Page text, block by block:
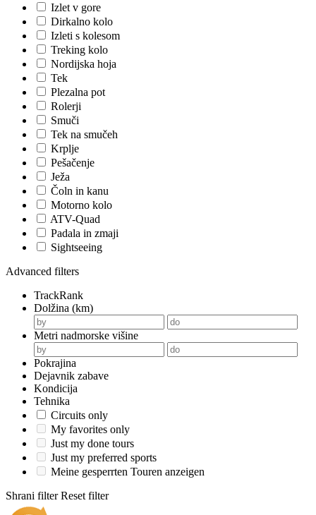
Izlet v gore
Dirkalno kolo
Izleti s kolesom
Treking kolo
Nordijska hoja
Tek
Plezalna pot
Rolerji
Smuči
Tek na smučeh
Krplje
Pešačenje
Ježa
Čoln in kanu
Motorno kolo
ATV-Quad
Padala in zmaji
Sightseeing
Advanced filters
TrackRank
Dolžina (km)
Metri nadmorske višine
Pokrajina
Dejavnik zabave
Kondicija
Tehnika
Circuits only
My favorites only
Just my done tours
Just my preferred sports
Meine gesperrten Touren anzeigen
Shrani filter Reset filter